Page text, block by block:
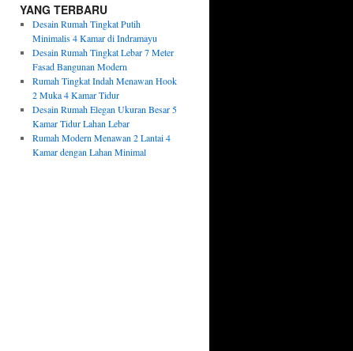
YANG TERBARU
Desain Rumah Tingkat Putih
Minimalis 4 Kamar di Indramayu
Desain Rumah Tingkat Lebar 7 Meter
Fasad Bangunan Modern
Rumah Tingkat Indah Menawan Hook
2 Muka 4 Kamar Tidur
Desain Rumah Elegan Ukuran Besar 5
Kamar Tidur Lahan Lebar
Rumah Modern Menawan 2 Lantai 4
Kamar dengan Lahan Minimal